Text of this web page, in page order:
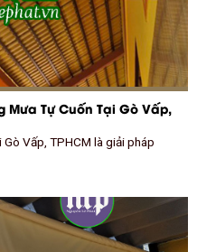
Mưa Tự Cuốn Tại Gò Vấp,
Vấp, TPHCM là giải pháp